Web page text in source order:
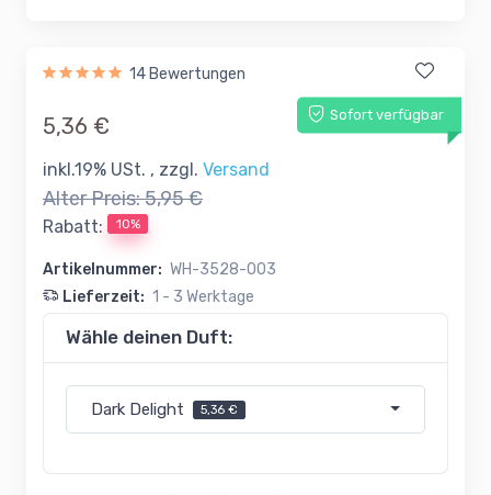
14 Bewertungen
Sofort verfügbar
5,36 €
inkl.19% USt. , zzgl. Versand
Alter Preis:5,95 €
Rabatt: 10%
Artikelnummer: WH-3528-003
Lieferzeit: 1 - 3 Werktage
Wähle deinen Duft:
Dark Delight 5,36 €